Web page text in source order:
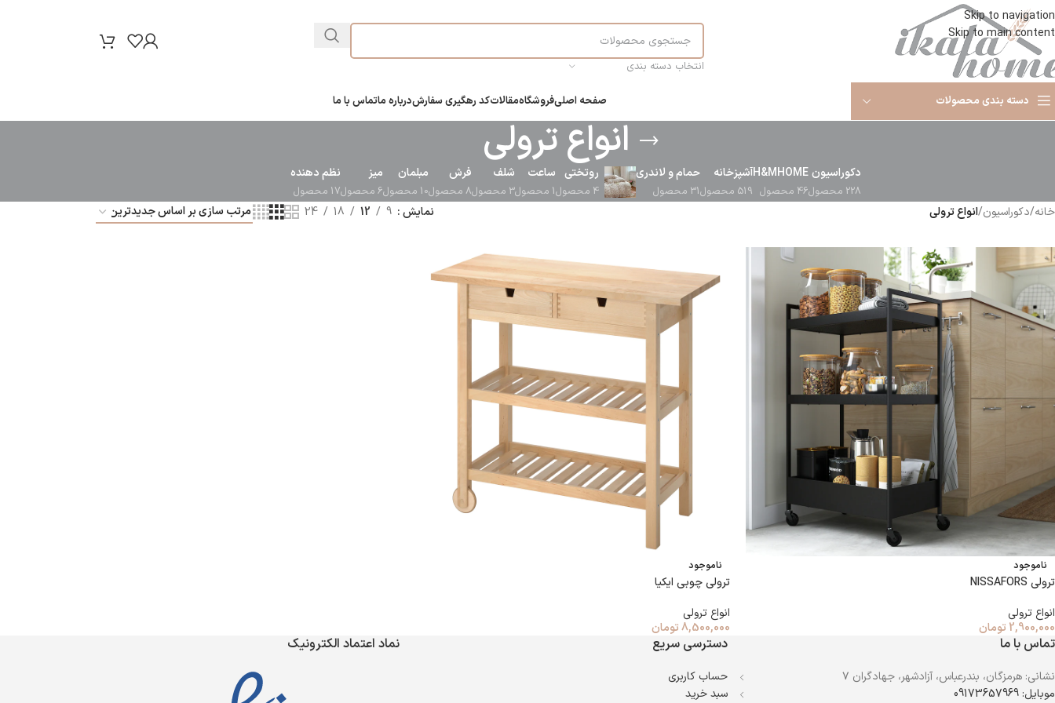
Skip to navigation
Skip to main content
انتخاب دسته بندی
دسته بندی محصولات صفحه اصلیفروشگاهمقالاتکد رهگیری سفارشدرباره ماتماس با ما
انواع ترولی
دکوراسیون
228 محصول
H&MHOME
46 محصول
آشپزخانه
519 محصول
حمام و لاندری
31 محصول
روتختی
4 محصول
ساعت
1 محصول
شلف
3 محصول
فرش
8 محصول
مبلمان
10 محصول
میز
6 محصول
نظم دهنده
17 محصول
خانه/دکوراسیون/انواع ترولی نمایش 9
12
18
24
ناموجود
ترولی NISSAFORS
انواع ترولی
2,900,000 تومان
ناموجود
ترولی چوبی ایکیا
انواع ترولی
8,500,000تومان
تماس با ما
نشانی: هرمزگان، بندرعباس، آزادشهر، جهادگران ۷
موبایل: 09173657969
دسترسی سریع
حساب کاربری
سبد خرید
نماد اعتماد الکترونیک